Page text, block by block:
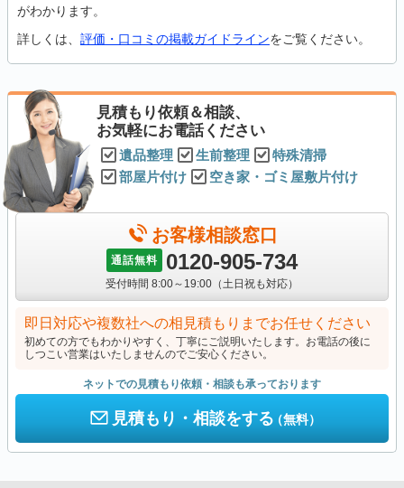
がわかります。
詳しくは、 評価・口コミの掲載ガイドラインをご覧ください。
見積もり依頼＆相談、
お気軽にお電話ください
遺品整理 生前整理
特殊清掃
部屋片付け
空き家・ゴミ屋敷片付け
お客様相談窓口
通話無料 0120-905-734
受付時間 8:00～19:00（土日祝も対応）
即日対応や複数社への相見積もりまでお任せください
初めての方でもわかりやすく、丁寧にご説明いたします。お電話の後に
しつこい営業はいたしませんのでご安心ください。
ネットでの見積もり依頼・相談も承っております
見積もり・相談をする（無料）